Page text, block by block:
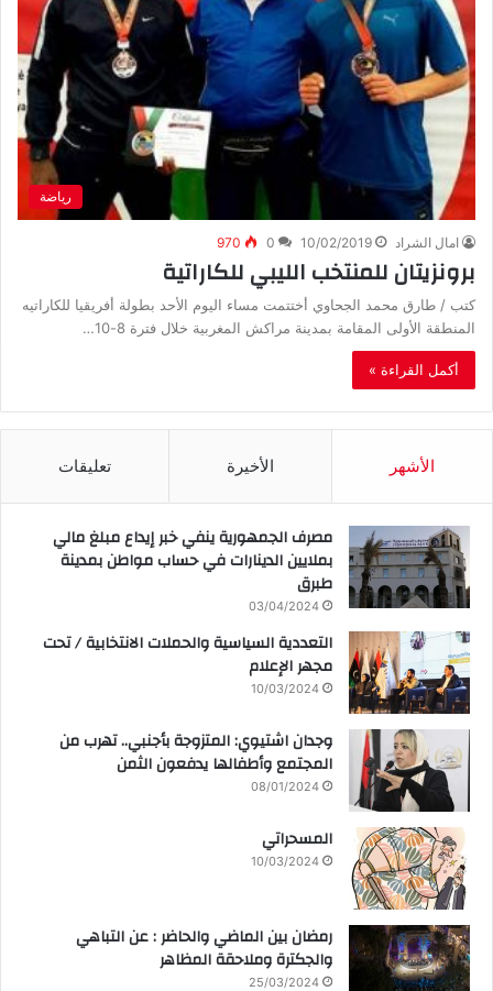
رياضة
امال الشراد 10/02/2019
0
970
برونزيتان للمنتخب الليبي للكاراتية
كتب / طارق محمد الجحاوي أختتمت مساء اليوم الأحد بطولة أفريقيا للكاراتيه
المنطقة الأولى المقامة بمدينة مراكش المغربية خلال فترة 8-10…
أكمل القراءة »
الأشهر الأخيرة تعليقات
مصرف الجمهورية ينفي خبر إيداع مبلغ مالي
بملايين الدينارات في حساب مواطن بمدينة
طبرق
03/04/2024
التعددية السياسية والحملات الانتخابية / تحت
مجهر الإعلام
10/03/2024
وجدان اشتيوي: المتزوجة بأجنبي.. تهرب من
المجتمع وأطفالها يدفعون الثمن
08/01/2024
المسحراتي
10/03/2024
رمضان بين الماضي والحاضر : عن التباهي
والجكترة وملاحقة المظاهر
25/03/2024